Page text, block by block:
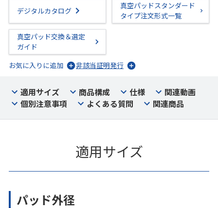
デジタルカタログ
真空パッドスタンダード
タイプ注文形式一覧
真空パッド交換＆選定
ガイド
お気に入りに追加
非該当証明発行
適用サイズ 商品構成 仕様
関連動画
個別注意事項
よくある質問 関連商品
適用サイズ
パッド外径